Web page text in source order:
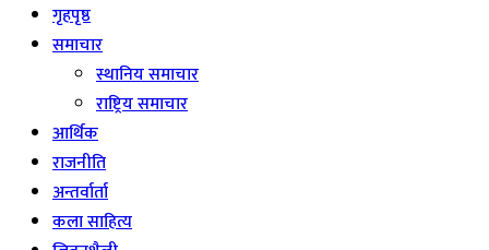
गृहपृष्ठ
समाचार
स्थानिय समाचार
राष्ट्रिय समाचार
आर्थिक
राजनीति
अन्तर्वार्ता
कला साहित्य